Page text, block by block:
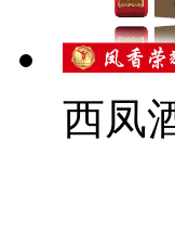
西凤